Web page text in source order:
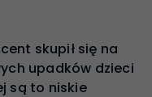
skupił się na
upadków dzieci
są to niskie